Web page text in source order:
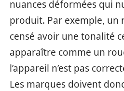
nuances déformées qui
produit. Par exemple, un
censé avoir une tonalité
apparaître comme un
l’appareil n’est pas
Les marques doivent